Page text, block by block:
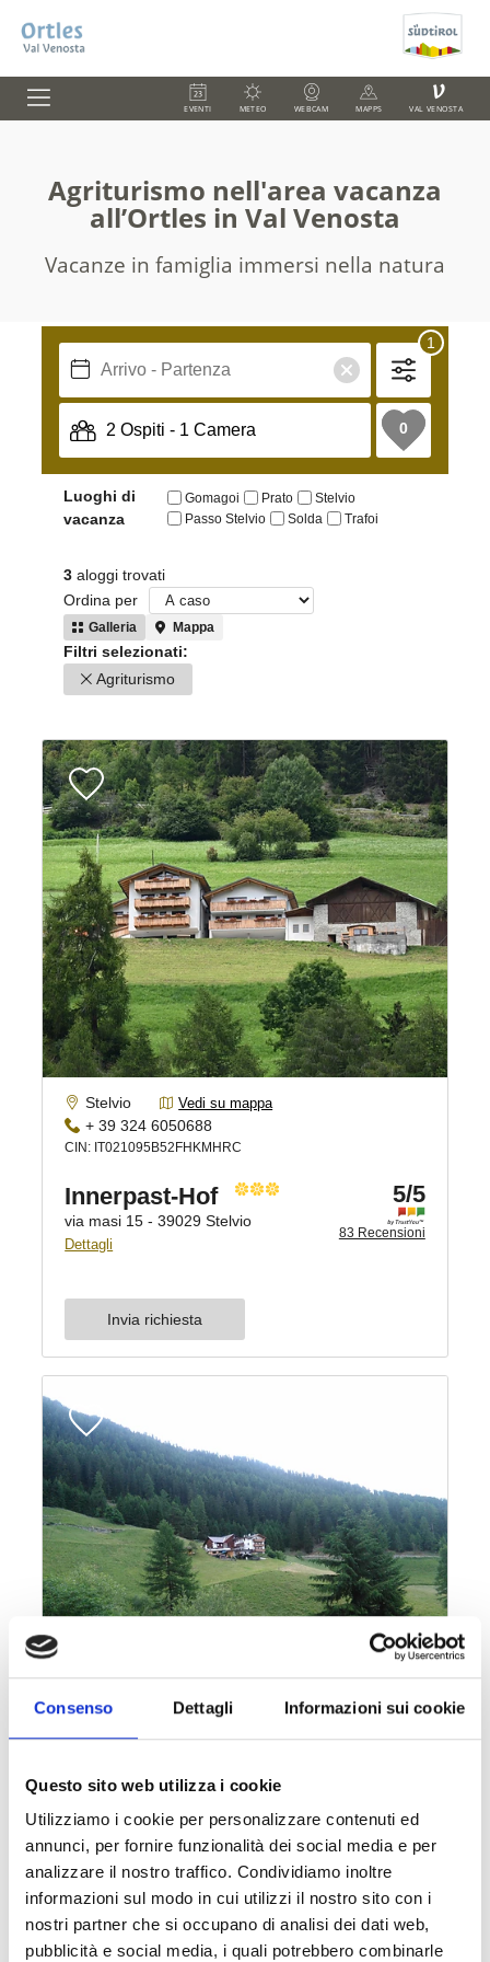
Consenso Dettagli Informazioni sui cookie
Questo sito web utilizza i cookie
Utilizziamo i cookie per personalizzare contenuti ed
annunci, per fornire funzionalità dei social media e per
analizzare il nostro traffico. Condividiamo inoltre
informazioni sul modo in cui utilizzi il nostro sito con i
nostri partner che si occupano di analisi dei dati web,
pubblicità e social media, i quali potrebbero combinarle
EVENTI METEO WEBCAM MAPPS
V
VAL VENOSTA
Agriturismo nell'area vacanza
all’Ortles in Val Venosta
Vacanze in famiglia immersi nella natura